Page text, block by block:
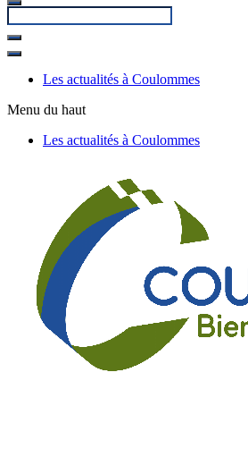
contenu
principal
Fermer
rechercheLes actualités à Coulommes
Menu du haut
Les actualités à Coulommes